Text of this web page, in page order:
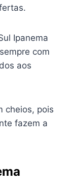
Ipanema
com
aos
cheios, pois
fazem a